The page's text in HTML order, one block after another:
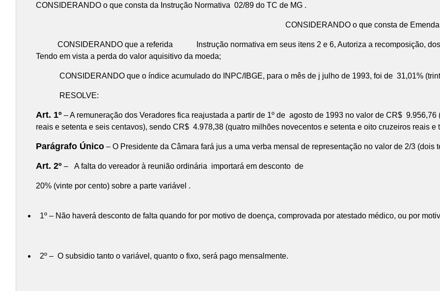
CONSIDERANDO o que consta da Instrução Normativa 02/89 do TC de MG .
CONSIDERANDO o que consta de Emenda
CONSIDERANDO que a referida Instrução normativa em seus itens 2 e 6, Autoriza a recomposição, dos
Tendo em vista a perda do valor aquisitivo da moeda;
CONSIDERANDO que o índice acumulado do INPC/IBGE, para o mês de j julho de 1993, foi de 31,01%
RESOLVE:
Art. 1º – A remuneração dos Veradores fica reajustada a partir de 1º de agosto de 1993 no valor de CR$
reais e setenta e seis centavos), sendo CR$ 4.978,38 (quatro milhões novecentos e setenta e oito cruzeiros reais e
Parágrafo Único – O Presidente da Câmara fará jus a uma verba mensal de representação no valor de 2/3 (dois
Art. 2º – A falta do vereador à reunião ordinária importará em desconto de
20% (vinte por cento) sobre a parte variável .
1º – Não haverá desconto de falta quando for por motivo de doença, comprovada por atestado médico, ou por
2º – O subsidio tanto o variável, quanto o fixo, será pago mensalmente.